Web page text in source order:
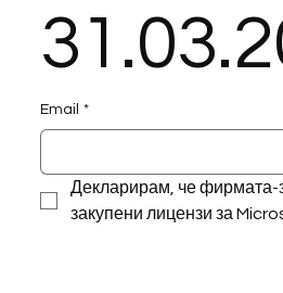
Email *
Декларирам, че фирмата-
закупени лицензи за